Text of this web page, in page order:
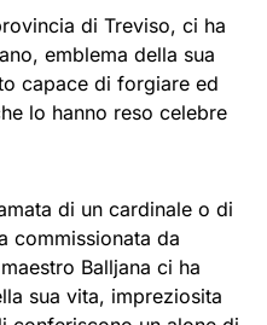
di Treviso, ci ha
emblema della sua
capace di forgiare ed
lo hanno reso celebre
di un cardinale o di
commissionata da
Balljana ci ha
sua vita, impreziosita